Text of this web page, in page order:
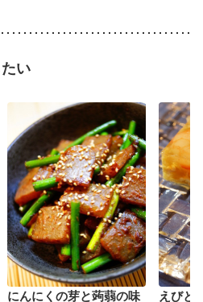
い
にんにくの芽と蒟蒻の味
えびと